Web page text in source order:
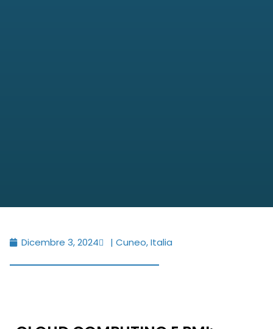
Dicembre 3, 2024 | Cuneo, Italia